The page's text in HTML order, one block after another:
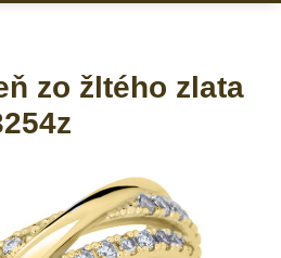
zo žltého zlata